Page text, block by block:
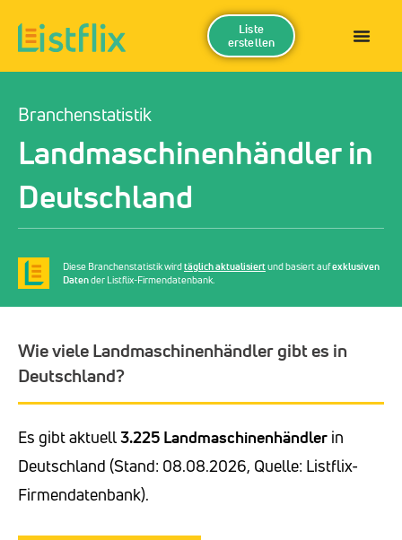
Liste
erstellen
Branchenstatistik
Landmaschinenhändler in
Deutschland
Diese Branchenstatistik wirdtäglich aktualisiertund basiert aufexklusiven
Datender Listflix-Firmendatenbank.
Wie viele Landmaschinenhändler gibt es in
Deutschland?
Es gibt aktuell3.225 Landmaschinenhändler in
Deutschland (Stand: 08.08.2026, Quelle: Listflix-
Firmendatenbank).